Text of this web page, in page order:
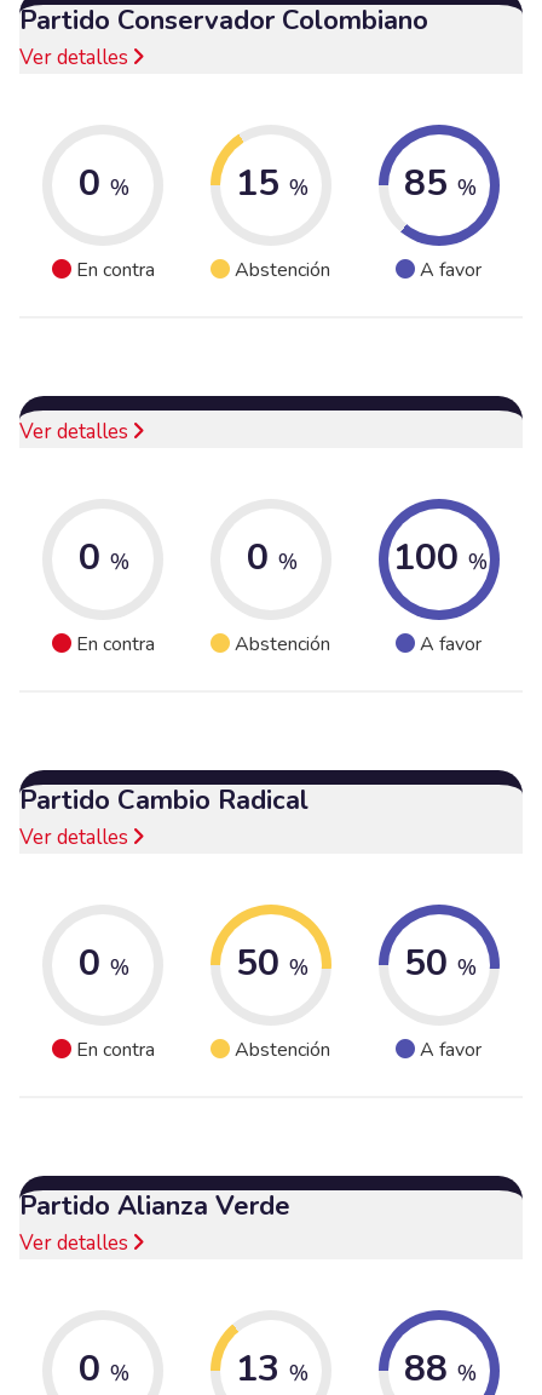
Partido Conservador Colombiano
Ver detalles
0 %
En contra
15 %
Abstención
85 %
A favor
Ver detalles
0 %
En contra
0 %
Abstención
100 %
A favor
Partido Cambio Radical
Ver detalles
0 %
En contra
50 %
Abstención
50 %
A favor
Partido Alianza Verde
Ver detalles
0 % 13 % 88 %